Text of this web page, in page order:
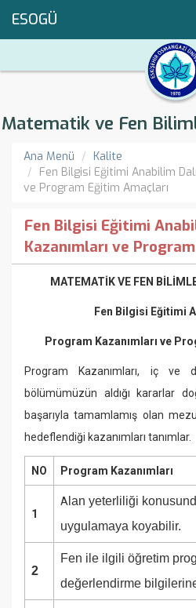
ESOGÜ
Matematik ve Fen
Ana Menü
Kalite
Fen Bilgisi Eğitimi Anabilim
ve Program Eğitim Amaçları
Fen Bilgisi Eğitimi
Kazanımları ve
MATEMATİK VE FEN
Fen Bilgisi Eğitimi
Program Kazanımları ve
Program Kazanımları, iç ve
bölümümüzün aldığı kararlar
başarıyla tamamlamış olan
hedeflendiği kazanımları tanımlar.
NO Program Kazanımları
1
A lan yeterliliği
uygulamaya koyabilir.
2
Fen ile ilgili öğretim
değerlendirme